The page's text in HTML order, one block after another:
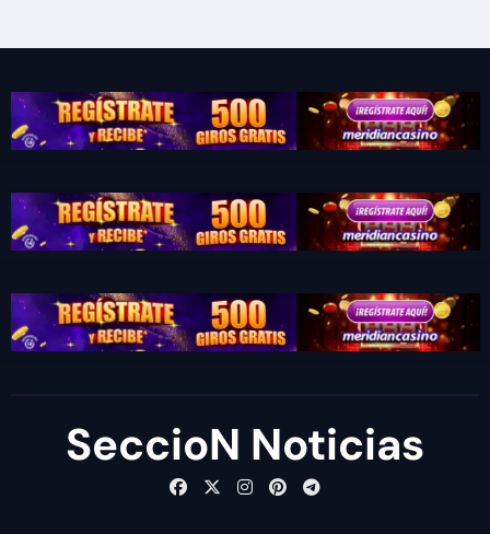
SeccioN Noticias